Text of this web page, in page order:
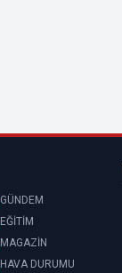
GÜNDEM
EĞİTİM
MAGAZİN
HAVA DURUMU